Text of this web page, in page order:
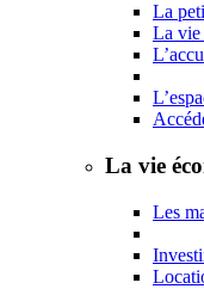
La
La vie
La vie
Les